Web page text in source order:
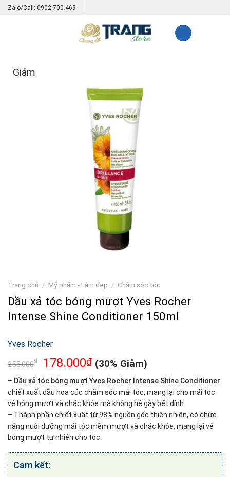
SkipZalo/Call: 0902.700.469
Giảm
Trang chủ / Mỹ phẩm - Làm đẹp / Chăm sóc tóc
Dầu xả tóc bóng mượt Yves Rocher
Intense Shine Conditioner 150ml
Yves Rocher
255.000₫ 178.000₫ (30% Giảm)
– Dầu xả tóc bóng mượt Yves Rocher Intense Shine Conditioner
chiết xuất dầu hoa cúc chăm sóc mái tóc, mang lại cho mái tóc
vẻ bóng mượt và chắc khỏe mà không hề gây bết dính.
– Thành phần chiết xuất từ 98% nguồn gốc thiên nhiên, có chức
năng nuôi dưỡng mái tóc mềm mượt và chắc khỏe, mang lại vẻ
bóng mượt tự nhiên cho tóc.
Cam kết: